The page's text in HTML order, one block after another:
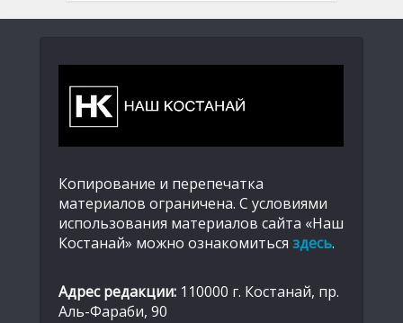
Копирование и перепечатка
материалов ограничена. С условиями
использования материалов сайта «Наш
Костанай» можно ознакомиться здесь.
Адрес редакции: 110000 г. Костанай, пр.
Аль-Фараби, 90